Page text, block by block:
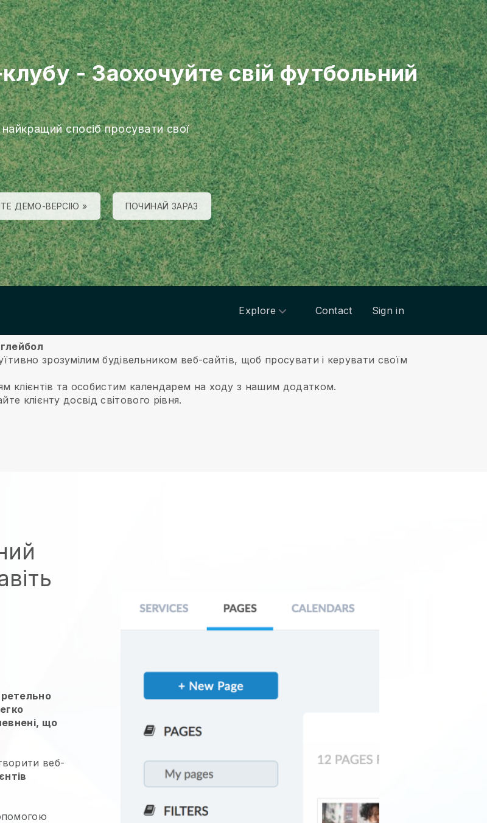
клубу-Заохочуйте свій футбольний
спосіб просувати свої
ДЕМО-ВЕРСІЮ » ПОЧИНАЙ ЗАРАЗ
Explore Contact Sign in
зрозумілим будівельником веб-сайтів, щоб просувати і керувати своїм
клієнтів та особистим календарем на ходу з нашим додатком.
клієнту досвід світового рівня.
що
веб-